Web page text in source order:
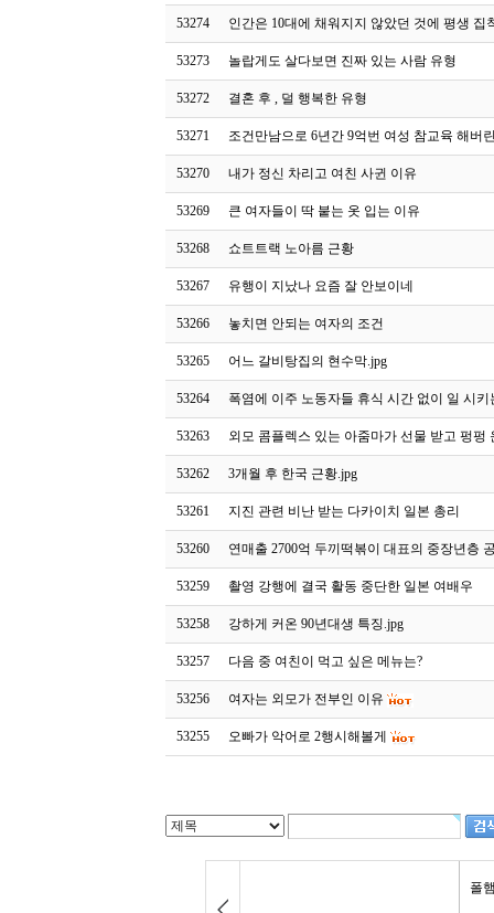
53274 인간은 10대에 채워지지 않았던 것에 평생 집
53273 놀랍게도 살다보면 진짜 있는 사람 유형
53272 결혼 후 , 덜 행복한 유형
53271 조건만남으로 6년간 9억번 여성 참교육 해버
53270 내가 정신 차리고 여친 사귄 이유
53269 큰 여자들이 딱 붙는 옷 입는 이유
53268 쇼트트랙 노아름 근황
53267 유행이 지났나 요즘 잘 안보이네
53266 놓치면 안되는 여자의 조건
53265 어느 갈비탕집의 현수막.jpg
53264 폭염에 이주 노동자들 휴식 시간 없이 일 시
53263 외모 콤플렉스 있는 아줌마가 선물 받고 펑펑
53262 3개월 후 한국 근황.jpg
53261 지진 관련 비난 받는 다카이치 일본 총리
53260 연매출 2700억 두끼떡볶이 대표의 중장년층
53259 촬영 강행에 결국 활동 중단한 일본 여배우
53258 강하게 커온 90년대생 특징.jpg
53257 다음 중 여친이 먹고 싶은 메뉴는?
53256 여자는 외모가 전부인 이유
53255 오빠가 악어로 2행시해볼게